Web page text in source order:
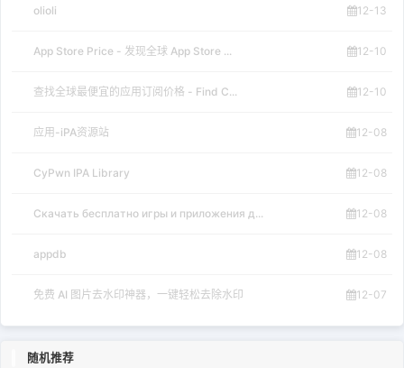
olioli 12-13
App Store Price - 发现全球 App Store ... 12-10
查找全球最便宜的应用订阅价格 - Find C... 12-10
应用-iPA资源站 12-08
CyPwn IPA Library 12-08
Скачать бесплатно игры и приложения д... 12-08
appdb 12-08
免费 AI 图片去水印神器，一键轻松去除水印 12-07
随机推荐